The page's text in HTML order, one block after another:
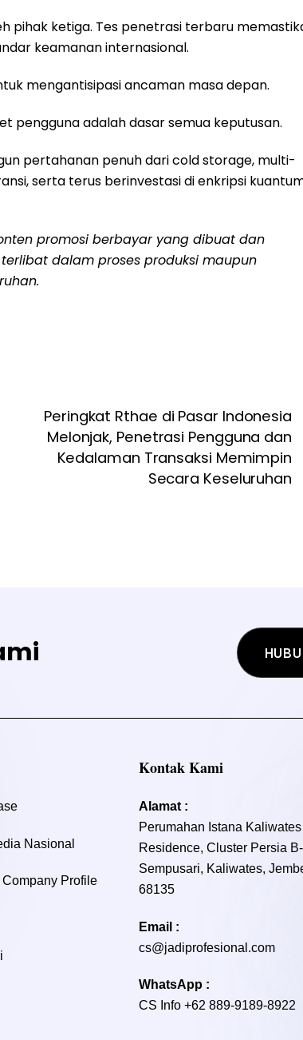
pihak ketiga. Tes penetrasi terbaru
keamanan internasional.
mengantisipasi ancaman masa depan.
pengguna adalah dasar semua keputusan.
pertahanan penuh dari cold storage, multi-
serta terus berinvestasi di enkripsi
promosi berbayar yang dibuat dan
dalam proses produksi maupun
Peringkat Rthae di Pasar Indonesia
Melonjak, Penetrasi Pengguna dan
Kedalaman Transaksi Memimpin
Secara Keseluruhan
Nasional
Profile
Kontak Kami
Alamat :
Perumahan Istana Kaliwates
Residence, Cluster Persia
Sempusari, Kaliwates,
68135
Email :
cs@jadiprofesional.com
WhatsApp :
CS Info+62 889-9189-8922